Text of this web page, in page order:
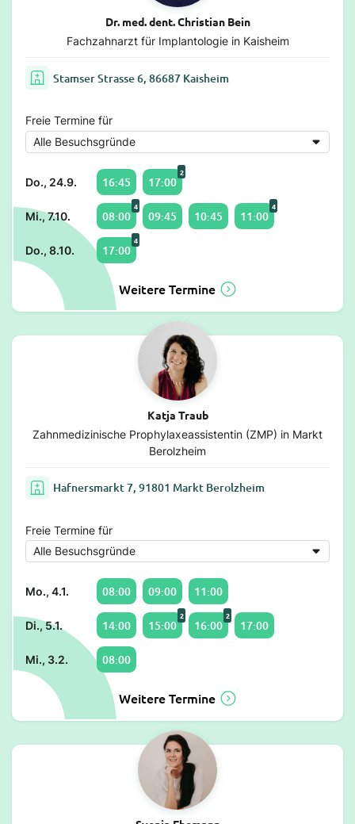
Dr. med. dent. Christian Bein
Fachzahnarzt für Implantologie in Kaisheim
Stamser Strasse 6, 86687 Kaisheim
Freie Termine für
Do., 24.9. 16:45 17:00
2
Mi., 7.10. 08:00
4
09:45 10:45 11:00
4
Do., 8.10. 17:00
4
Weitere Termine
Katja Traub
Zahnmedizinische Prophylaxeassistentin (ZMP) in Markt
Berolzheim
Hafnersmarkt 7, 91801 Markt Berolzheim
Freie Termine für
Mo., 4.1. 08:00 09:00 11:00
Di., 5.1. 14:00 15:00
2
16:00
2
17:00
Mi., 3.2. 08:00
Weitere Termine